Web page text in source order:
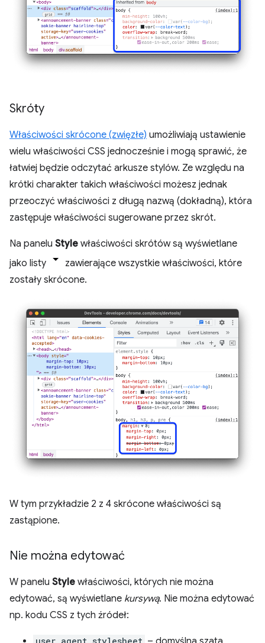
Skróty
Właściwości skrócone (zwięzłe) umożliwiają ustawienie
wielu właściwości CSS jednocześnie i mogą sprawić, że
łatwiej będzie odczytać arkusze stylów. Ze względu na
krótki charakter takich właściwości możesz jednak
przeoczyć właściwości z długą nazwą (dokładną), która
zastępuje właściwości sugerowane przez skrót.
Na panelu Style właściwości skrótów są wyświetlane
jako listy
zawierające wszystkie właściwości, które
zostały skrócone.
W tym przykładzie 2 z 4 skrócone właściwości są
zastąpione.
Nie można edytować
W panelu Style właściwości, których nie można
edytować, są wyświetlane kursywą. Nie można edytować
np. kodu CSS z tych źródeł: